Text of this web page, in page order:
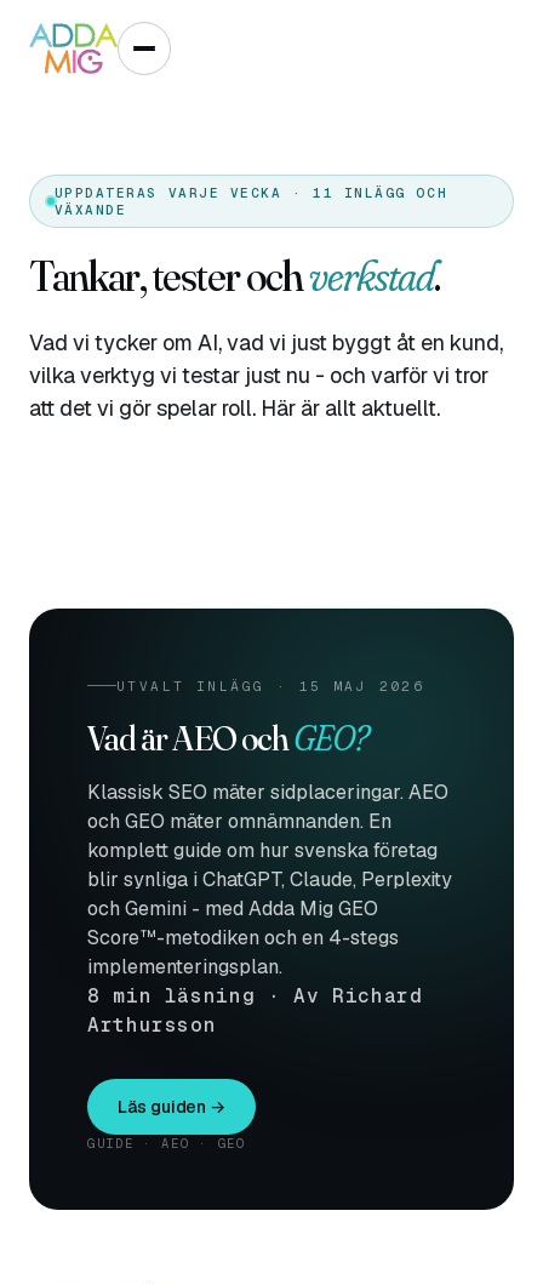
UPPDATERAS VARJE VECKA · 11 INLÄGG OCH
VÄXANDE
Tankar, tester ochverkstad.
Vad vi tycker om AI, vad vi just byggt åt en kund,
vilka verktyg vi testar just nu - och varför vi tror
att det vi gör spelar roll. Här är allt aktuellt.
UTVALT INLÄGG · 15 MAJ 2026
Vad är AEO ochGEO?
Klassisk SEO mäter sidplaceringar. AEO
och GEO mäter omnämnanden. En
komplett guide om hur svenska företag
blir synliga i ChatGPT, Claude, Perplexity
och Gemini - med Adda Mig GEO
Score™-metodiken och en 4-stegs
implementeringsplan.
8 min läsning · Av Richard
Arthursson
Läs guiden →
GUIDE · AEO · GEO